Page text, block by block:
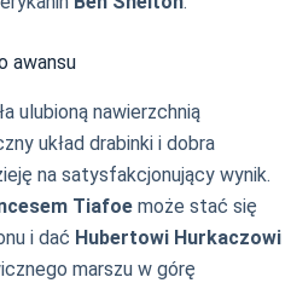
awansu
ulubioną nawierzchnią
układ drabinki i dobra
na satysfakcjonujący wynik.
Tiafoe może stać się
i dać Hubertowi Hurkaczowi
marszu w górę